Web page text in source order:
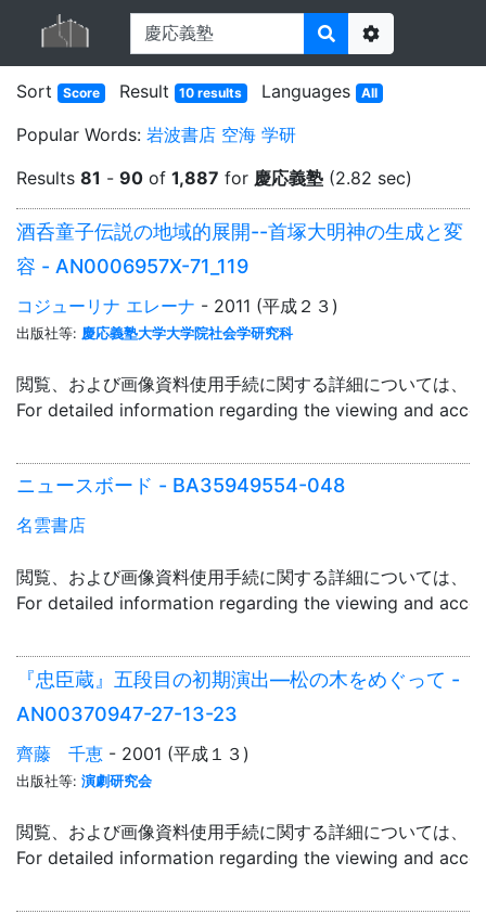
Options
Sort
Score Result 10 results Languages All
Popular Words: 岩波書店 空海 学研
Results 81 - 90 of 1,887 for 慶応義塾 (2.82 sec)
酒呑童子伝説の地域的展開--首塚大明神の生成と変
容 - AN0006957X-71_119
コジューリナ エレーナ - 2011 (平成２３)
出版社等: 慶応義塾大学大学院社会学研究科
閲覧、および画像資料使用手続に関する詳細については、「
For detailed information regarding the viewing and
ニュースボード - BA35949554-048
名雲書店
閲覧、および画像資料使用手続に関する詳細については、「
For detailed information regarding the viewing and
『忠臣蔵』五段目の初期演出―松の木をめぐって -
AN00370947-27-13-23
齊藤 千恵 - 2001 (平成１３)
出版社等: 演劇研究会
閲覧、および画像資料使用手続に関する詳細については、「
For detailed information regarding the viewing and